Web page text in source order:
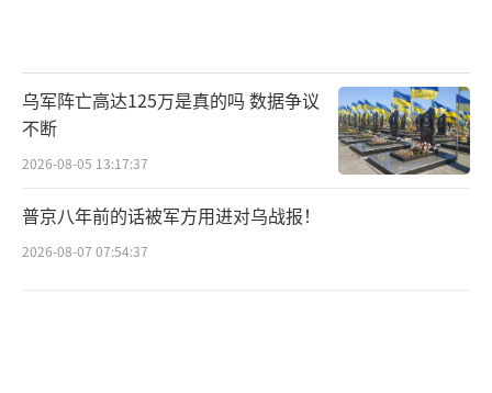
乌军阵亡高达125万是真的吗 数据争议
不断
2026-08-05 13:17:37
普京八年前的话被军方用进对乌战报！
2026-08-07 07:54:37